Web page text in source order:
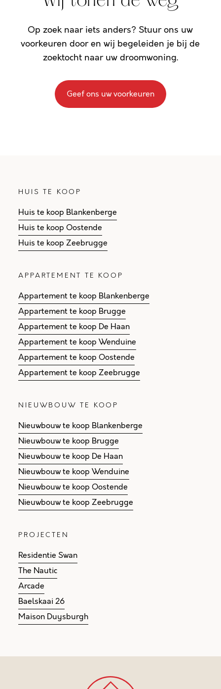
Op zoek naar iets anders? Stuur ons uw
voorkeuren door en wij begeleiden je bij de
zoektocht naar uw droomwoning.
Geef ons uw voorkeuren
HUIS TE KOOP
Huis te koop Blankenberge
Huis te koop Oostende
Huis te koop Zeebrugge
APPARTEMENT TE KOOP
Appartement te koop Blankenberge
Appartement te koop Brugge
Appartement te koop De Haan
Appartement te koop Wenduine
Appartement te koop Oostende
Appartement te koop Zeebrugge
NIEUWBOUW TE KOOP
Nieuwbouw te koop Blankenberge
Nieuwbouw te koop Brugge
Nieuwbouw te koop De Haan
Nieuwbouw te koop Wenduine
Nieuwbouw te koop Oostende
Nieuwbouw te koop Zeebrugge
PROJECTEN
Residentie Swan
The Nautic
Arcade
Baelskaai 26
Maison Duysburgh